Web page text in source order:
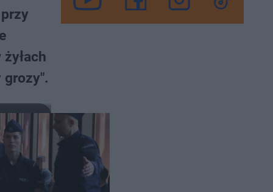
grozy".